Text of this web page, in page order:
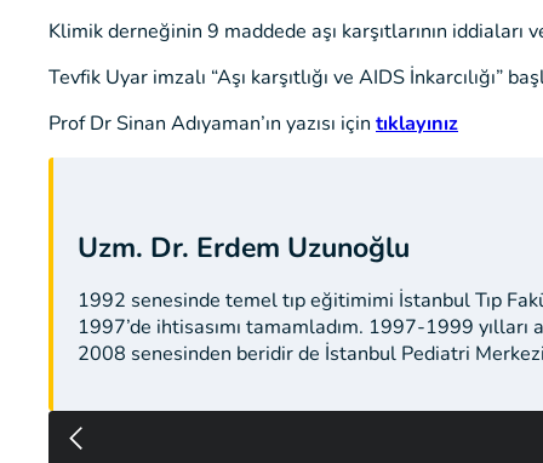
Klimik derneğinin 9 maddede aşı karşıtlarının iddiaları
Tevfik Uyar imzalı “Aşı karşıtlığı ve AIDS İnkarcılığı”
Prof Dr Sinan Adıyaman’ın yazısı için tıklayınız
Uzm. Dr. Erdem Uzunoğlu
1992 senesinde temel tıp eğitimimi İstanbul Tıp
1997’de ihtisasımı tamamladım. 1997-1999
2008 senesinden beridir de İstanbul Pediatri